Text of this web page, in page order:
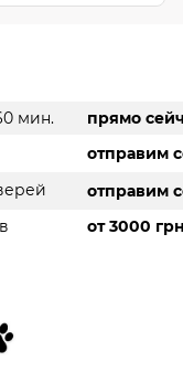
мин.
прямо
отправим
отправим
от 3000